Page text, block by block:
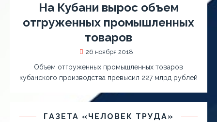
На Кубани вырос объем
отгруженных промышленных
товаров
26 ноября 2018
Объем отгруженных промышленных товаров
кубанского производства превысил 227 млрд рублей
ГАЗЕТА «ЧЕЛОВЕК ТРУДА»